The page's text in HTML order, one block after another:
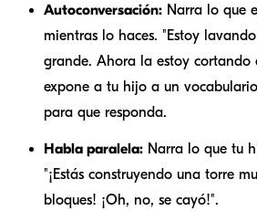
Autoconversación: Narra lo que
mientras lo haces. "Estoy
grande. Ahora la estoy cortando
expone a tu hijo a un
para que responda.
Habla paralela: Narra lo que tu
"¡Estás construyendo una torre
bloques! ¡Oh, no, se cayó!".